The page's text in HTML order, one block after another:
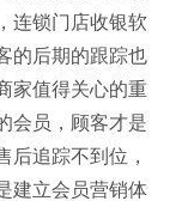
连锁门店收银软
的后期的跟踪也
家值得关心的重
会员，顾客才是
后追踪不到位，
建立会员营销体